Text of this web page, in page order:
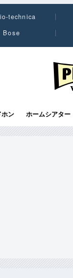
technica
Bose
ン ホームシアター